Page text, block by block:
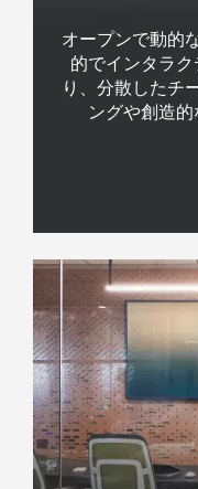
オープンで動的
的でインタラ
り、分散したチ
ングや創造的